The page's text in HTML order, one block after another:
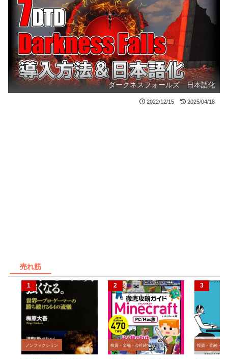
ダークネスフォールズ 日本語化
2022/12/15 2025/04/18
売れ筋
ノンフィクション 投資・金融・会社経営 投資・金融・会